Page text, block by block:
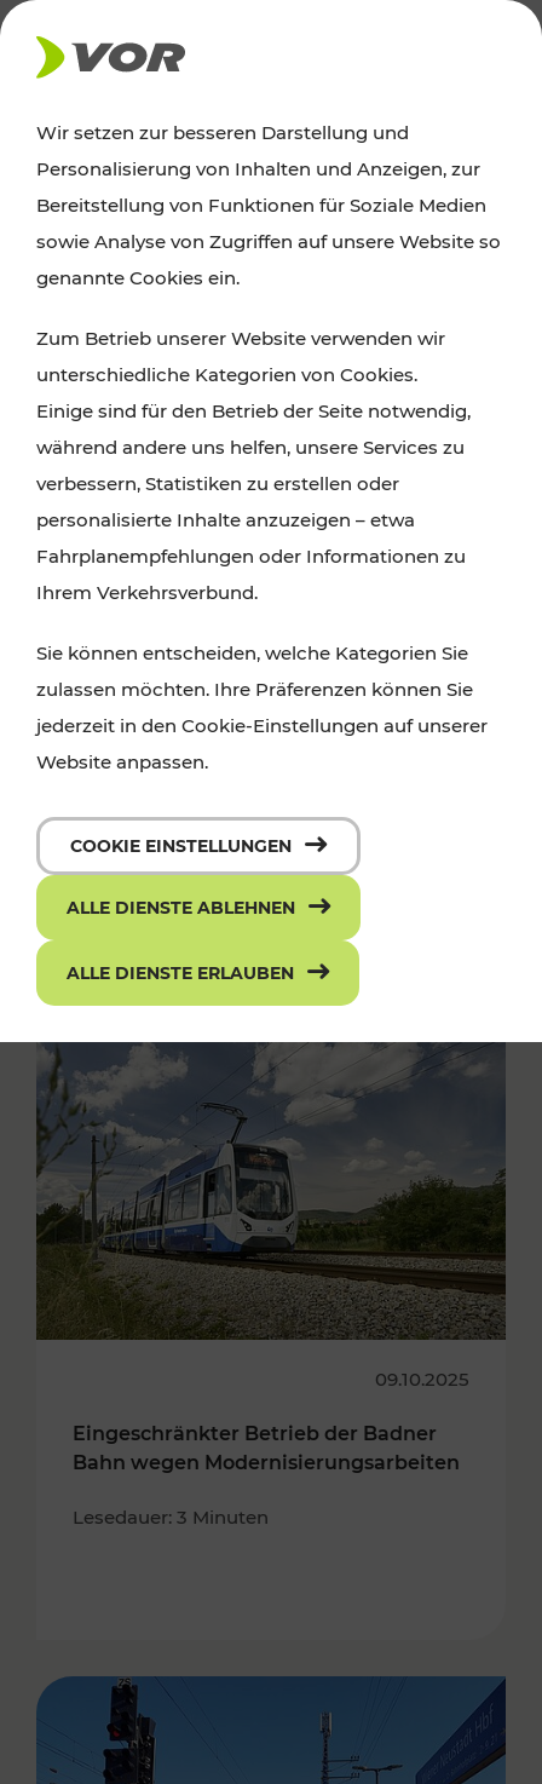
AKTUELLES
News
Alle wichtigen Meldungen zu Fahrplanänderungen,
finden Sie hier im Überblick.
09.10.2025
Eingeschränkter Betrieb der Badner
Bahn wegen Modernisierungsarbeiten
Lesedauer: 3 Minuten
Wir setzen zur besseren Darstellung und
Personalisierung von Inhalten und Anzeigen, zur
Bereitstellung von Funktionen für Soziale Medien
sowie Analyse von Zugriffen auf unsere Website so
genannte Cookies ein.
Zum Betrieb unserer Website verwenden wir
unterschiedliche Kategorien von Cookies.
Einige sind für den Betrieb der Seite notwendig,
während andere uns helfen, unsere Services zu
verbessern, Statistiken zu erstellen oder
personalisierte Inhalte anzuzeigen – etwa
Fahrplanempfehlungen oder Informationen zu
Ihrem Verkehrsverbund.
Sie können entscheiden, welche Kategorien Sie
zulassen möchten. Ihre Präferenzen können Sie
jederzeit in den Cookie-Einstellungen auf unserer
Website anpassen.
COOKIE EINSTELLUNGEN
ALLE DIENSTE ABLEHNEN
ALLE DIENSTE ERLAUBEN